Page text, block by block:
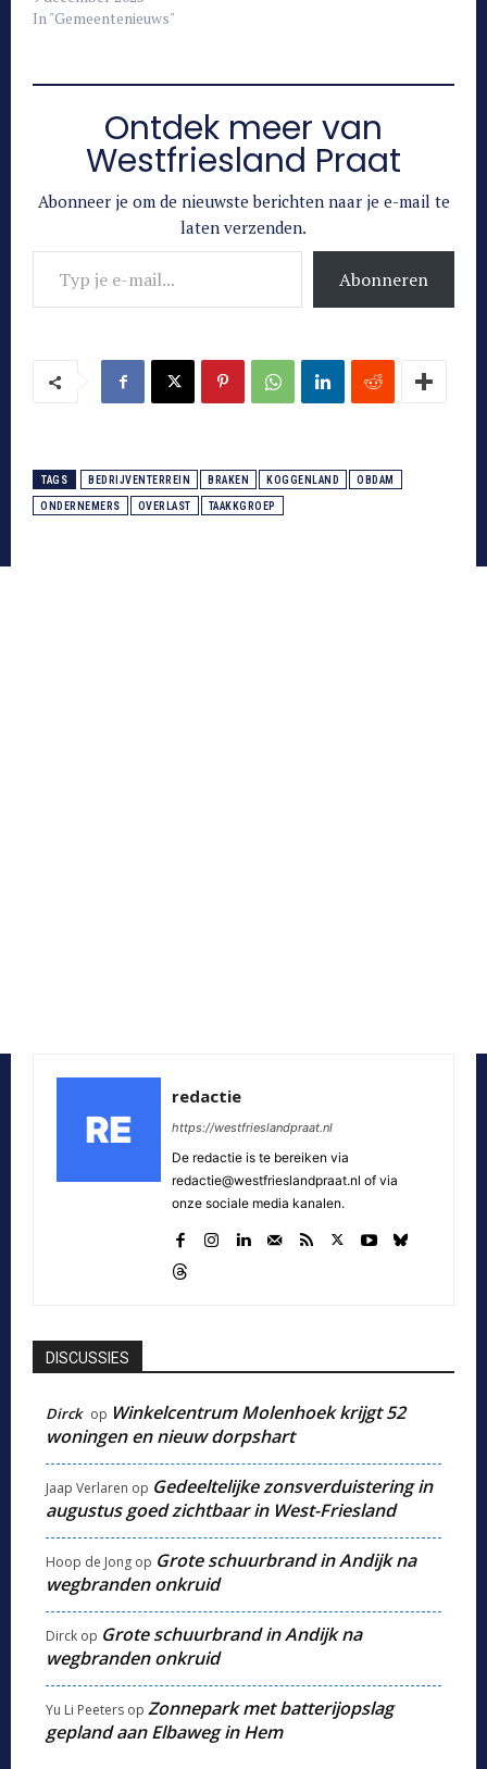
In "Gemeentenieuws"
Ontdek meer van
Westfriesland Praat
Abonneer je om de nieuwste berichten naar je e-mail te
laten verzenden.
Typ je e-mail...
Abonneren
TAGS BEDRIJVENTERREIN BRAKEN KOGGENLAND OBDAM
ONDERNEMERS OVERLAST TAAKKGROEP
redactie
https://westfrieslandpraat.nl
De redactie is te bereiken via
redactie@westfrieslandpraat.nl of via
onze sociale media kanalen.
DISCUSSIES
Dirck op Winkelcentrum Molenhoek krijgt 52
woningen en nieuw dorpshart
Jaap Verlaren op Gedeeltelijke zonsverduistering in
augustus goed zichtbaar in West-Friesland
Hoop de Jong op Grote schuurbrand in Andijk na
wegbranden onkruid
Dirck op Grote schuurbrand in Andijk na
wegbranden onkruid
Yu Li Peeters op Zonnepark met batterijopslag
gepland aan Elbaweg in Hem